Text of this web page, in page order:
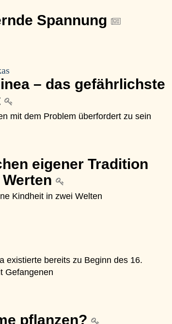
Spannung
– das gefährlichste
mit dem Problem überfordert zu sein
eigener Tradition
Kindheit in zwei Welten
existierte bereits zu Beginn des 16.
Gefangenen
pflanzen?